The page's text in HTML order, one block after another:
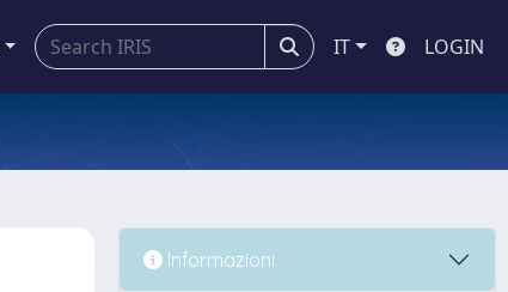
IT LOGIN
Informazioni